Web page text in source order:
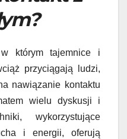
którym tajemnice i
przyciągają ludzi,
nawiązanie kontaktu
wielu dyskusji i
wykorzystujące
i energii, oferują